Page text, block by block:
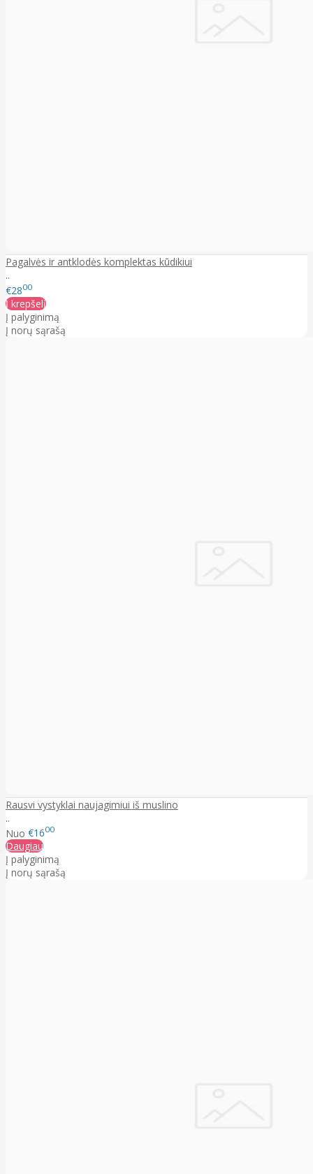
Pagalvės ir antklodės komplektas kūdikiui
..
€2800
Į krepšelį
Į palyginimą
Į norų sąrašą
Rausvi vystyklai naujagimiui iš muslino
..
Nuo €1600
Daugiau
Į palyginimą
Į norų sąrašą